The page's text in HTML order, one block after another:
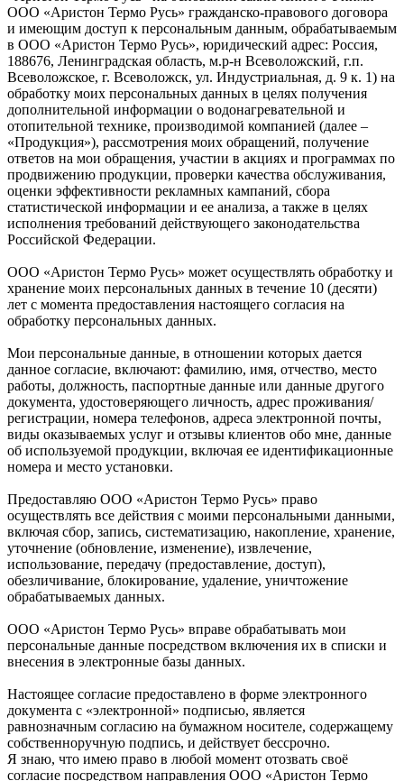
ООО «Аристон Термо Русь» гражданско-правового договора
и имеющим доступ к персональным данным, обрабатываемым
в ООО «Аристон Термо Русь», юридический адрес: Россия,
188676, Ленинградская область, м.р-н Всеволожский, г.п.
Всеволожское, г. Всеволожск, ул. Индустриальная, д. 9 к. 1) на
обработку моих персональных данных в целях получения
дополнительной информации о водонагревательной и
отопительной технике, производимой компанией (далее –
«Продукция»), рассмотрения моих обращений, получение
ответов на мои обращения, участии в акциях и программах по
продвижению продукции, проверки качества обслуживания,
оценки эффективности рекламных кампаний, сбора
статистической информации и ее анализа, а также в целях
исполнения требований действующего законодательства
Российской Федерации.
ООО «Аристон Термо Русь» может осуществлять обработку и
хранение моих персональных данных в течение 10 (десяти)
лет с момента предоставления настоящего согласия на
обработку персональных данных.
Мои персональные данные, в отношении которых дается
данное согласие, включают: фамилию, имя, отчество, место
работы, должность, паспортные данные или данные другого
документа, удостоверяющего личность, адрес проживания/
регистрации, номера телефонов, адреса электронной почты,
виды оказываемых услуг и отзывы клиентов обо мне, данные
об используемой продукции, включая ее идентификационные
номера и место установки.
Предоставляю ООО «Аристон Термо Русь» право
осуществлять все действия с моими персональными данными,
включая сбор, запись, систематизацию, накопление, хранение,
уточнение (обновление, изменение), извлечение,
использование, передачу (предоставление, доступ),
обезличивание, блокирование, удаление, уничтожение
обрабатываемых данных.
ООО «Аристон Термо Русь» вправе обрабатывать мои
персональные данные посредством включения их в списки и
внесения в электронные базы данных.
Настоящее согласие предоставлено в форме электронного
документа с «электронной» подписью, является
равнозначным согласию на бумажном носителе, содержащему
собственноручную подпись, и действует бессрочно.
Я знаю, что имею право в любой момент отозвать своё
согласие посредством направления ООО «Аристон Термо